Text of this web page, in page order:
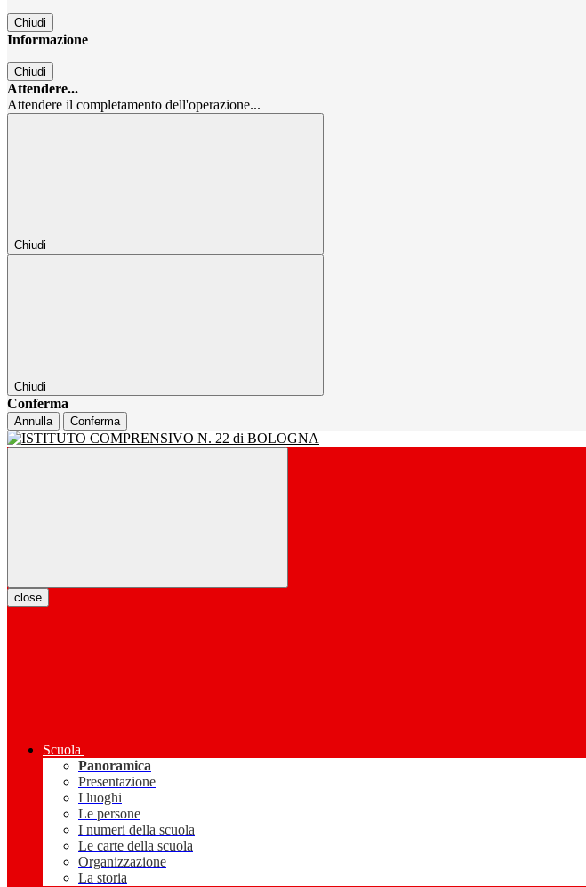
Chiudi
Informazione
Chiudi
Attendere...
Attendere il completamento dell'operazione...
Chiudi
Chiudi
Conferma
Annulla Conferma
close
Scuola
Panoramica
Presentazione
I luoghi
Le persone
I numeri della scuola
Le carte della scuola
Organizzazione
La storia